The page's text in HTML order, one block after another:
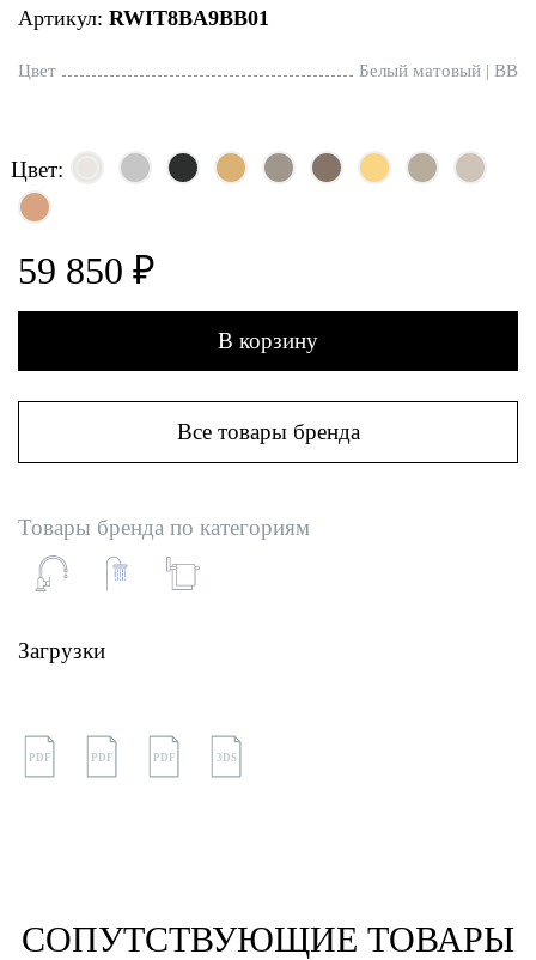
Артикул: RWIT8BA9BB01
Цвет Белый матовый | BB
Цвет:
59 850 ₽
В корзину
Все товары бренда
Товары бренда по категориям
Загрузки
PDF PDF PDF 3DS
СОПУТСТВУЮЩИЕ ТОВАРЫ